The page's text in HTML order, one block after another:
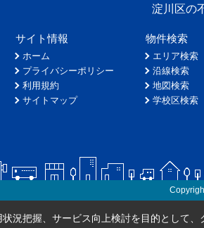
淀川区の
サイト情報
ホーム
プライバシーポリシー
利用規約
サイトマップ
物件検索
エリア検索
沿線検索
地図検索
学校区検索
況把握、サービス向上検討を目的として